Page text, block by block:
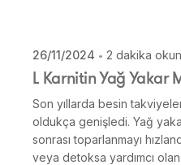
Posted by
Dilara Koçak
26/11/2024 2 dakika
L Karnitin Yağ Yakar
Son yıllarda besin
oldukça genişledi. Yağ
sonrası toparlanmayı
veya detoksa yardımcı